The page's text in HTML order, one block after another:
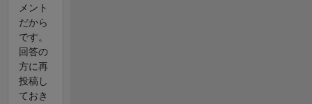
メント
だから
です。
回答の
方に再
投稿し
ておき